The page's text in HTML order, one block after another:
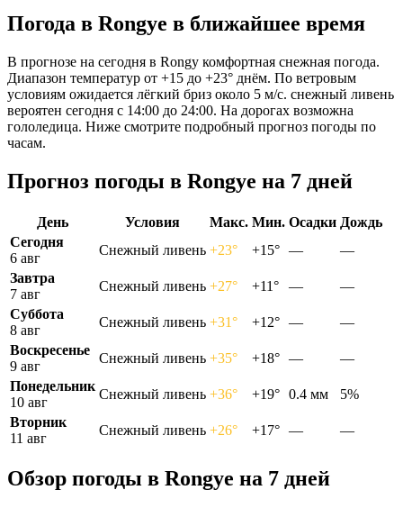
Погода в Rongyе в ближайшее время
В прогнозе на сегодня в Rongy комфортная снежная погода.
Диапазон температур от +15 до +23° днём. По ветровым
условиям ожидается лёгкий бриз около 5 м/с. снежный ливень
вероятен сегодня с 14:00 до 24:00. На дорогах возможна
гололедица. Ниже смотрите подробный прогноз погоды по
часам.
Прогноз погоды в Rongyе на 7 дней
День Условия Макс. Мин. Осадки Дождь
Сегодня
6 авг
Снежный ливень +23° +15° —
—
Завтра
7 авг
Снежный ливень +27° +11° —
—
Суббота
8 авг
Снежный ливень +31° +12° —
—
Воскресенье
9 авг
Снежный ливень +35° +18° —
—
Понедельник
10 авг
Снежный ливень +36° +19° 0.4 мм
5%
Вторник
11 авг
Снежный ливень +26° +17° — —
Обзор погоды в Rongyе на 7 дней